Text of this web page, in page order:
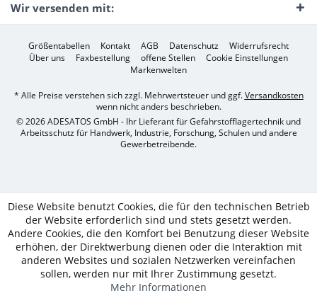
Wir versenden mit:
Größentabellen Kontakt AGB Datenschutz
Widerrufsrecht
Über uns
Faxbestellung offene Stellen
Cookie Einstellungen
Markenwelten
* Alle Preise verstehen sich zzgl. Mehrwertsteuer und ggf.Versandkosten
wenn nicht anders beschrieben.
© 2026 ADESATOS GmbH - Ihr Lieferant für Gefahrstofflagertechnik und
Arbeitsschutz für Handwerk, Industrie, Forschung, Schulen und andere
Gewerbetreibende.
Diese Website benutzt Cookies, die für den technischen Betrieb
der Website erforderlich sind und stets gesetzt werden.
Andere Cookies, die den Komfort bei Benutzung dieser Website
erhöhen, der Direktwerbung dienen oder die Interaktion mit
anderen Websites und sozialen Netzwerken vereinfachen
sollen, werden nur mit Ihrer Zustimmung gesetzt.
Mehr Informationen